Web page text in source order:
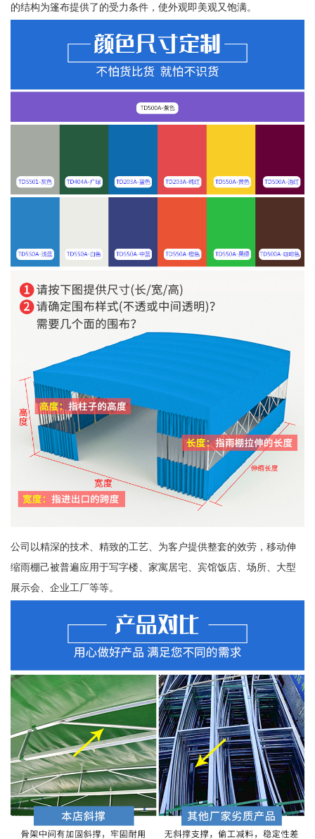
的结构为篷布提供了的受力条件，使外观即美观又饱满。
公司以精深的技术、精致的工艺、为客户提供整套的效劳，移动伸
缩雨棚己被普遍应用于写字楼、家寓居宅、宾馆饭店、场所、大型
展示会、企业工厂等等。